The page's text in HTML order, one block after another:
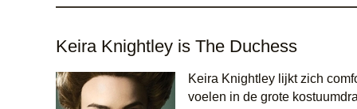
Keira Knightley is The Duchess
Keira Knightley lijkt zich
voelen in de grote